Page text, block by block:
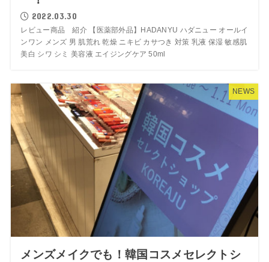
2022.03.30
レビュー商品 紹介 【医薬部外品】HADANYU ハダニュー オールイ
ンワン メンズ 男 肌荒れ 乾燥 ニキビ カサつき 対策 乳液 保湿 敏感肌
美白 シワ シミ 美容液 エイジングケア 50ml
NEWS
メンズメイクでも！韓国コスメセレクトシ